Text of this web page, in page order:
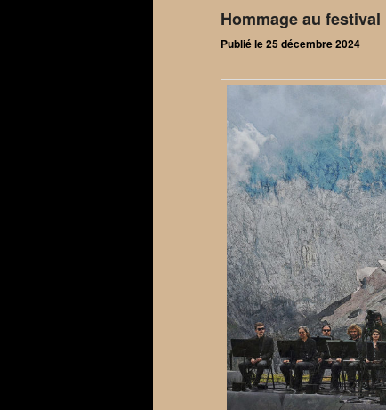
Hommage au festival
Publié le25 décembre 2024